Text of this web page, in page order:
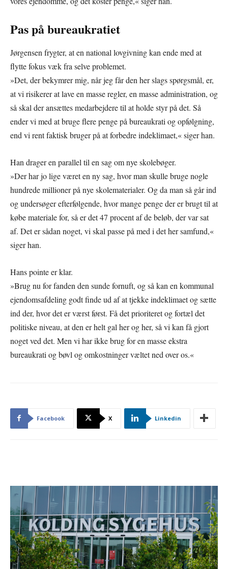
Pas på bureaukratiet
Jørgensen frygter, at en national lovgivning kan ende med at
flytte fokus væk fra selve problemet.
»Det, der bekymrer mig, når jeg får den her slags spørgsmål, er,
at vi risikerer at lave en masse regler, en masse administration, og
så skal der ansættes medarbejdere til at holde styr på det. Så
ender vi med at bruge flere penge på bureaukrati og opfølgning,
end vi rent faktisk bruger på at forbedre indeklimaet,« siger han.
Han drager en parallel til en sag om nye skolebøger.
»Der har jo lige været en ny sag, hvor man skulle bruge nogle
hundrede millioner på nye skolematerialer. Og da man så går ind
og undersøger efterfølgende, hvor mange penge der er brugt til at
købe materiale for, så er det 47 procent af de beløb, der var sat
af. Det er sådan noget, vi skal passe på med i det her samfund,«
siger han.
Hans pointe er klar.
»Brug nu for fanden den sunde fornuft, og så kan en kommunal
ejendomsafdeling godt finde ud af at tjekke indeklimaet og sætte
ind der, hvor det er værst først. Få det prioriteret og fortæl det
politiske niveau, at den er helt gal her og her, så vi kan få gjort
noget ved det. Men vi har ikke brug for en masse ekstra
bureaukrati og bøvl og omkostninger væltet ned over os.«
Facebook X Linkedin